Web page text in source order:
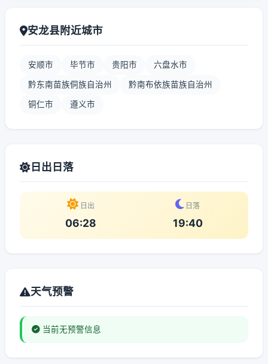
安龙县附近城市
安顺市 毕节市 贵阳市 六盘水市
黔东南苗族侗族自治州 黔南布依族苗族自治州
铜仁市 遵义市
日出日落
日出
06:28
日落
19:40
天气预警
当前无预警信息